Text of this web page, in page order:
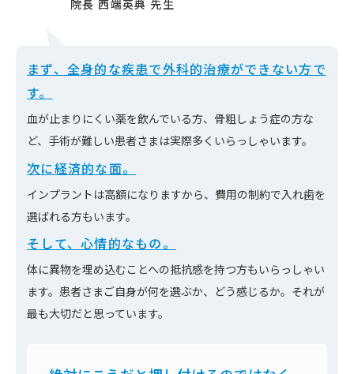
まず、全身的な疾患で外科的治療ができない方で
す。
血が止まりにくい薬を飲んでいる方、骨粗しょう症の方な
ど、手術が難しい患者さまは実際多くいらっしゃいます。
次に経済的な面。
インプラントは高額になりますから、費用の制約で入れ歯を
選ばれる方もいます。
そして、心情的なもの。
体に異物を埋め込むことへの抵抗感を持つ方もいらっしゃい
ます。患者さまご自身が何を選ぶか、どう感じるか。それが
最も大切だと思っています。